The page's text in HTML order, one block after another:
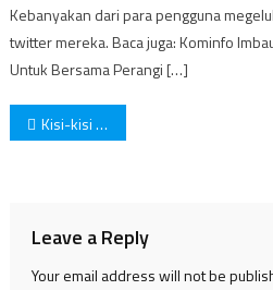
Kebanyakan dari para pengguna
twitter mereka. Baca juga: Kominfo
Untuk Bersama Perangi […]
Post
Kisi-kisi iPhone 13 Mulai Mencuat Ke Publik! Bagaimana Modelnya?
Leave a Reply
Your email address will not be